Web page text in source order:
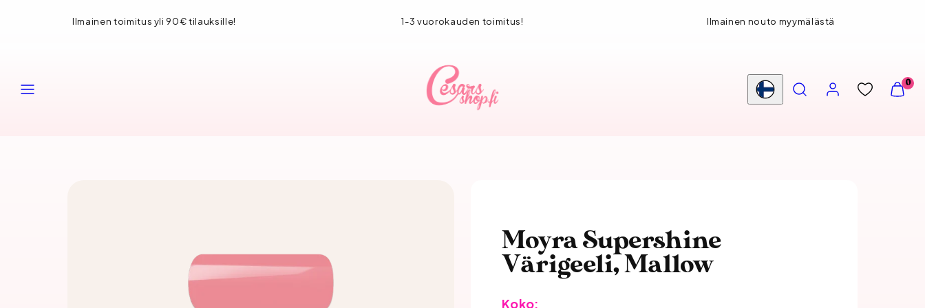
Ilmainen toimitus yli 90€ tilauksille! 1-3 vuorokauden toimitus! Ilmainen nouto myymälästä
Maa/alue
HAE
NÄYTÄ
0
Moyra Supershine
Värigeeli, Mallow
Koko: